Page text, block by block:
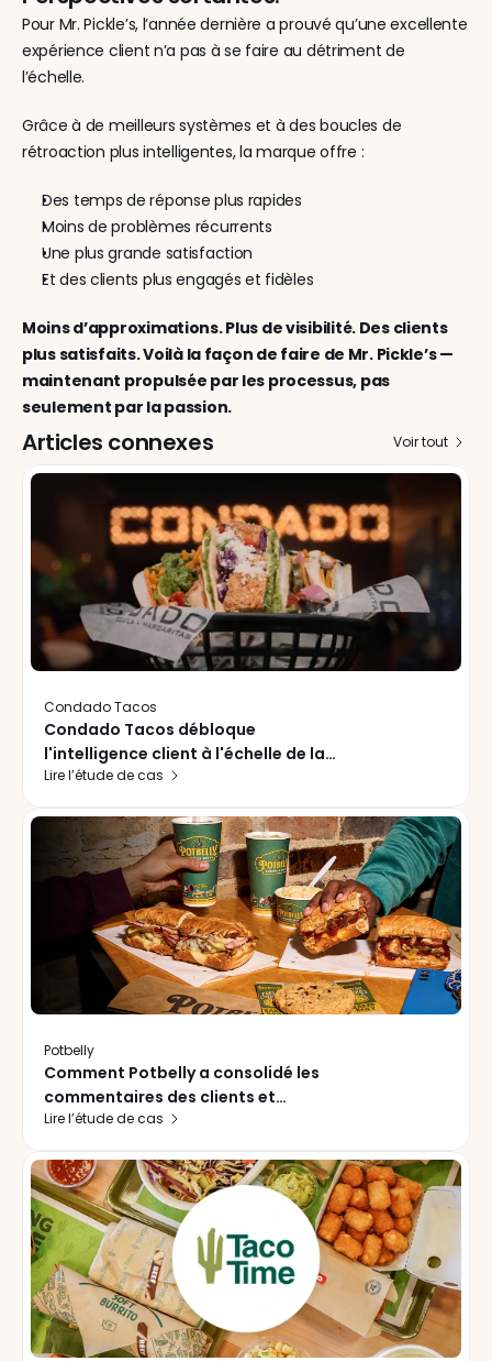
Pour Mr. Pickle’s, l’année dernière a prouvé qu’une excellente
expérience client n’a pas à se faire au détriment de
l’échelle.
Grâce à de meilleurs systèmes et à des boucles de
rétroaction plus intelligentes, la marque offre :
Des temps de réponse plus rapides
Moins de problèmes récurrents
Une plus grande satisfaction
Et des clients plus engagés et fidèles
Moins d’approximations. Plus de visibilité. Des clients
plus satisfaits. Voilà la façon de faire de Mr. Pickle’s —
maintenant propulsée par les processus, pas
seulement par la passion.
Articles connexes Voir tout
Condado Tacos
Condado Tacos débloque
l'intelligence client à l'échelle de la
chaîne et transforme l'achalandage
Lire l’étude de cas
Potbelly
Comment Potbelly a consolidé les
commentaires des clients et
simplifié le rétablissement du service
Lire l’étude de cas